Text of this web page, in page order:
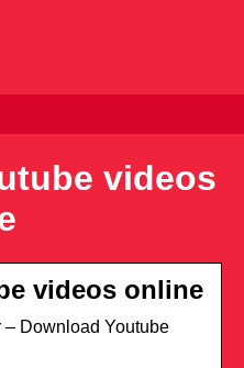
videos
videos online
Download Youtube